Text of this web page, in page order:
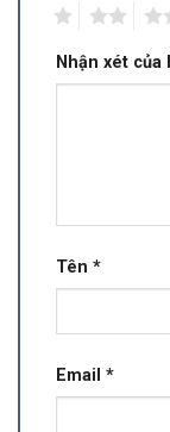
Nhận xét của
Tên *
Email *